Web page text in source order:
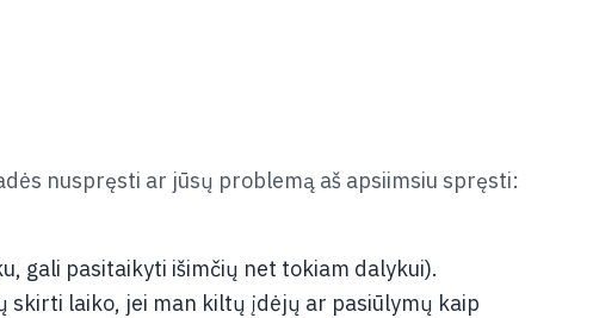
nuspręsti ar jūsų problemą aš apsiimsiu spręsti:
gali pasitaikyti išimčių net tokiam dalykui).
laiko, jei man kiltų įdėjų ar pasiūlymų kaip